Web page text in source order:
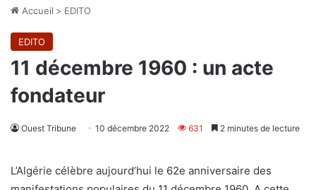
Accueil > EDITO
EDITO
11 décembre 1960 : un acte
fondateur
Ouest Tribune 10 décembre 2022 631 2 minutes de lecture
L’Algérie célèbre aujourd’hui le 62e anniversaire des